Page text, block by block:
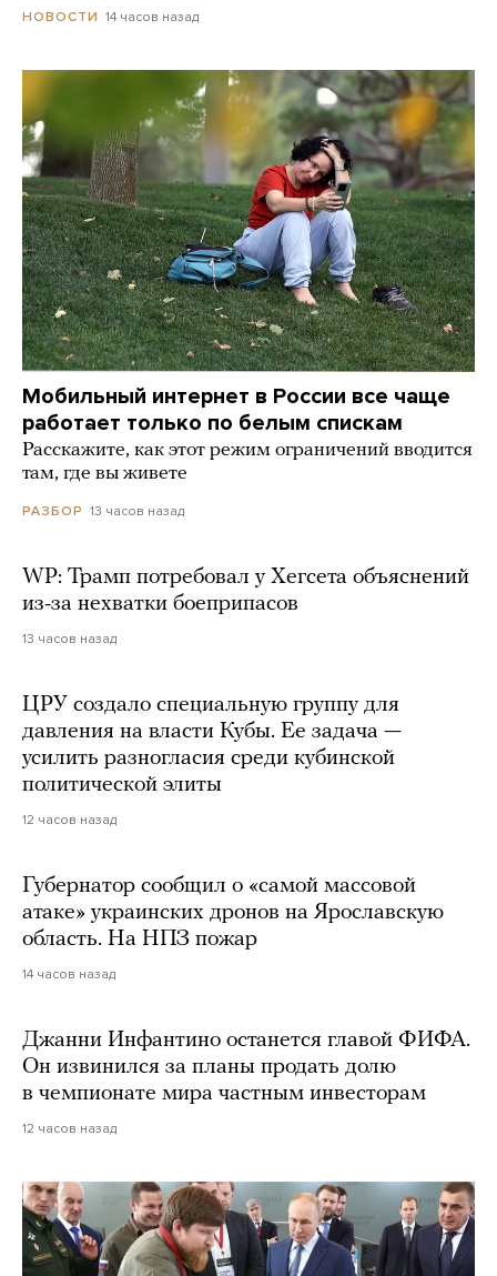
НОВОСТИ 14 часов назад
Мобильный интернет в России все чаще
работает только по белым спискам
Расскажите, как этот режим ограничений вводится
там, где вы живете
РАЗБОР 13 часов назад
WP: Трамп потребовал у Хегсета объяснений
из-за нехватки боеприпасов
13 часов назад
ЦРУ создало специальную группу для
давления на власти Кубы. Ее задача —
усилить разногласия среди кубинской
политической элиты
12 часов назад
Губернатор сообщил о «самой массовой
атаке» украинских дронов на Ярославскую
область. На НПЗ пожар
14 часов назад
Джанни Инфантино останется главой ФИФА.
Он извинился за планы продать долю
в чемпионате мира частным инвесторам
12 часов назад